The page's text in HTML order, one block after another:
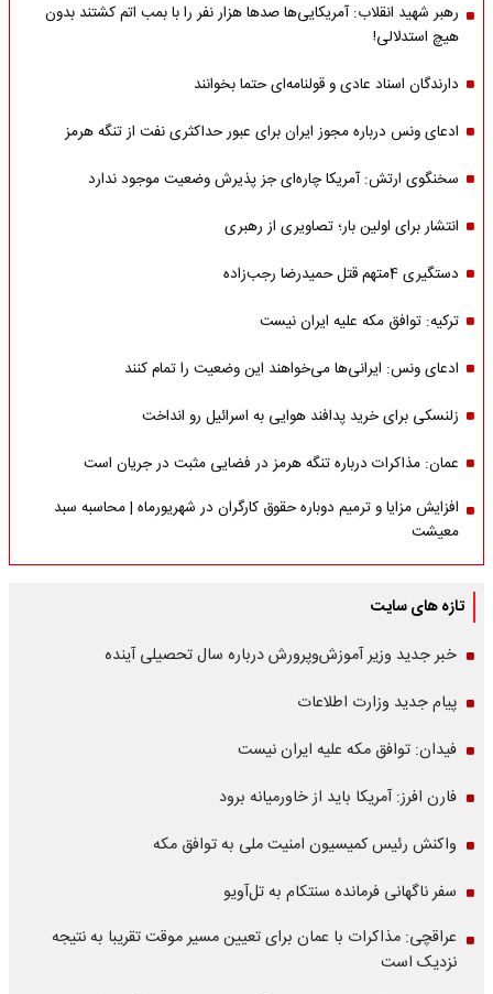
رهبر شهید انقلاب: آمریکایی‌ها صدها هزار نفر را با بمب اتم کشتند بدون
هیچ استدلالی!
دارندگان اسناد عادی و قولنامه‌ای حتما بخوانند
ادعای ونس درباره مجوز ایران برای عبور حداکثری نفت از تنگه هرمز
سخنگوی ارتش: آمریکا چاره‌ای جز پذیرش وضعیت موجود ندارد
انتشار برای اولین بار؛ تصاویری از رهبری
دستگیری 4متهم قتل حمیدرضا رجب‌زاده
ترکیه: توافق مکه علیه ایران نیست
ادعای ونس: ایرانی‌ها می‌خواهند این وضعیت را تمام کنند
زلنسکی برای خرید پدافند هوایی به اسرائیل رو انداخت
عمان: مذاکرات درباره تنگه هرمز در فضایی مثبت در جریان است
افزایش مزایا و ترمیم دوباره حقوق کارگران در شهریورماه | محاسبه سبد
معیشت
تازه های سایت
خبر جدید وزیر آموزش‌وپرورش درباره سال تحصیلی آینده
پیام جدید وزارت اطلاعات
فیدان: توافق مکه علیه ایران نیست
فارن افرز: آمریکا باید از خاورمیانه برود
واکنش رئیس کمیسیون امنیت ملی به توافق مکه
سفر ناگهانی فرمانده سنتکام به تل‌آویو
عراقچی: مذاکرات با عمان برای تعیین مسیر موقت تقریبا به نتیجه
نزدیک است